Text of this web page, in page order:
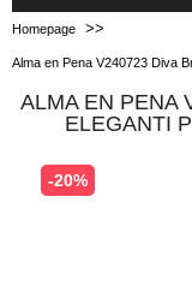
Homepage >>
Alma en Pena V240723 Diva
ALMA EN PENA
ELEGANTI
-20%